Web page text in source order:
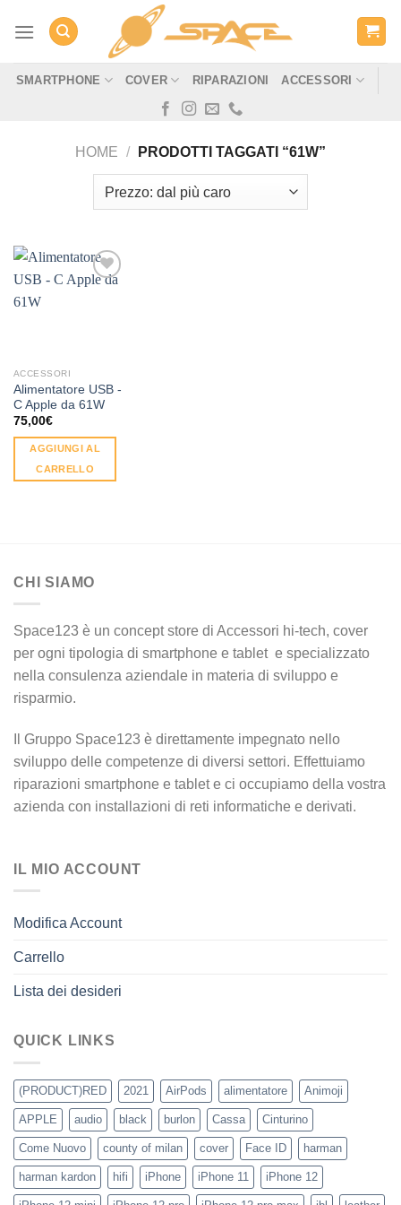
SMARTPHONE COVER RIPARAZIONI ACCESSORI
HOME / PRODOTTI TAGGATI “61W”
ACCESSORI
Alimentatore USB ‑
C Apple da 61W
75,00€
AGGIUNGI AL
CARRELLO
CHI SIAMO
Space123 è un concept store di Accessori hi-tech, cover
per ogni tipologia di smartphone e tablet e specializzato
nella consulenza aziendale in materia di sviluppo e
risparmio.
Il Gruppo Space123 è direttamente impegnato nello
sviluppo delle competenze di diversi settori. Effettuiamo
riparazioni smartphone e tablet e ci occupiamo della vostra
azienda con installazioni di reti informatiche e derivati.
IL MIO ACCOUNT
Modifica Account
Carrello
Lista dei desideri
QUICK LINKS
(PRODUCT)RED 2021 AirPods alimentatore Animoji
APPLE audio black burlon Cassa Cinturino
Come Nuovo county of milan cover Face ID harman
harman kardon hifi iPhone iPhone 11 iPhone 12